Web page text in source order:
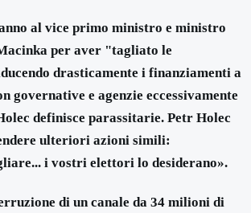
al vice primo ministro e ministro
per aver "tagliato le
drasticamente i finanziamenti a
governative e agenzie eccessivamente
definisce parassitarie. Petr Holec
ulteriori azioni simili:
i vostri elettori lo desiderano».
di un canale da 34 milioni di